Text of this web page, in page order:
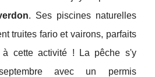
. Ses piscines naturelles
truites fario et vairons, parfaits
à cette activité ! La pêche s'y
avec un permis